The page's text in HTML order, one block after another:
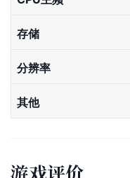
存储
分辨率
其他
游戏评价